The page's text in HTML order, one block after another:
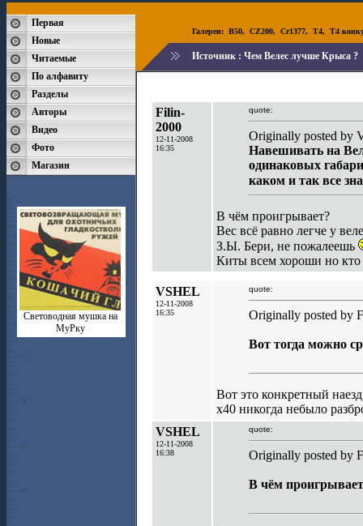
Первая
Новые
Читаемые
По алфавиту
Разделы
Авторы
Видео
Фото
Магазин
Световодная мушка на
МуРку
Галереи: B50, CZ200, Cr1377, T4, T4
Источник : Чем Велес лучше Крыса ?
Filin-
2000
12-11-2008
16:35
quote:
Originally posted by
Навешивать на
одинаковых
каком и так все
В чём проигрывает?
Вес всё равно легче у
З.Ы. Бери, не пожалеешь
Киты всем хороши но кто
VSHEL
12-11-2008
16:35
quote:
Originally posted by
Вот тогда можно
Вот это конкретный
х40 никогда небыло
VSHEL
12-11-2008
16:38
quote:
Originally posted by
В чём